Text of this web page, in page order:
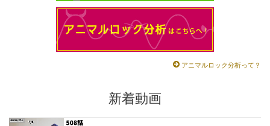
アニマルロック分析って？
新着動画